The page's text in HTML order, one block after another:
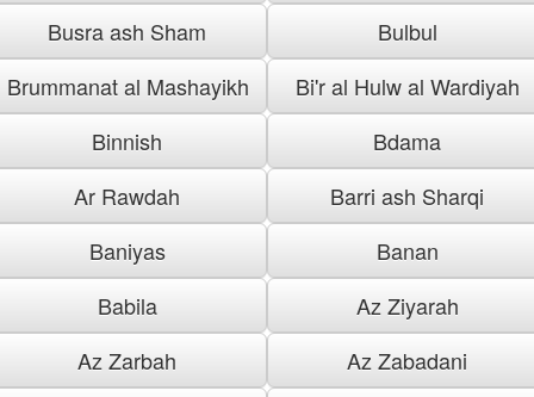
Busra ash Sham
Bulbul
Brummanat al Mashayikh
Bi'r al Hulw al Wardiyah
Binnish
Bdama
Ar Rawdah
Barri ash Sharqi
Baniyas
Banan
Babila
Az Ziyarah
Az Zarbah
Az Zabadani